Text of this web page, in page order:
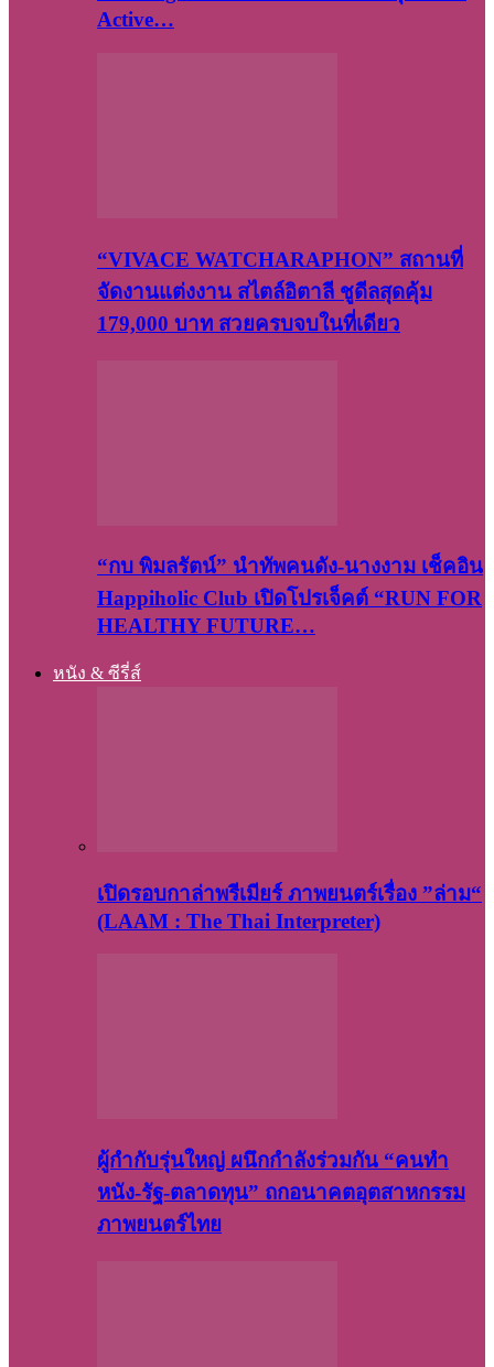
Active…
“VIVACE WATCHARAPHON” สถานที่
จัดงานแต่งงาน สไตล์อิตาลี ชูดีลสุดคุ้ม
179,000 บาท สวยครบจบในที่เดียว
“กบ พิมลรัตน์” นำทัพคนดัง-นางงาม เช็คอิน
Happiholic Club เปิดโปรเจ็คต์ “RUN FOR
HEALTHY FUTURE…
หนัง & ซีรี่ส์
เปิดรอบกาล่าพรีเมียร์ ภาพยนตร์เรื่อง ”ล่าม“
(LAAM : The Thai Interpreter)
ผู้กำกับรุ่นใหญ่ ผนึกกำลังร่วมกัน “คนทำ
หนัง-รัฐ-ตลาดทุน” ถกอนาคตอุตสาหกรรม
ภาพยนตร์ไทย